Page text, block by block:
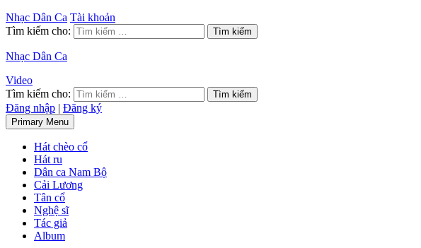
Nhạc Dân Ca Tài khoản
Tìm kiếm cho:
Nhạc Dân Ca
Video
Tìm kiếm cho:
Đăng nhập | Đăng ký
Primary Menu
Hát chèo cổ
Hát ru
Dân ca Nam Bộ
Cải Lương
Tân cổ
Nghệ sĩ
Tác giả
Album